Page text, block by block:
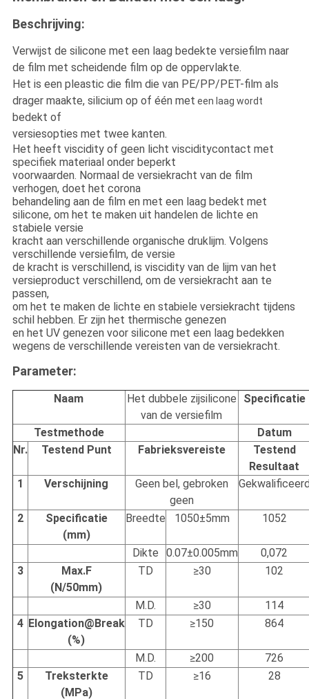
Beschrijving:
Verwijst de silicone met een laag bedekte versiefilm naar
de film met scheidende film op de oppervlakte.
Het is een pleastic die film die van PE/PP/PET-film als
drager maakte, silicium op of één met een laag wordt
bedekt of
versiesopties met twee kanten.
Het heeft viscidity of geen licht visciditycontact met
specifiek materiaal onder beperkt
voorwaarden. Normaal de versiekracht van de film
verhogen, doet het corona
behandeling aan de film en met een laag bedekt met
silicone, om het te maken uit handelen de lichte en
stabiele versie
kracht aan verschillende organische druklijm. Volgens
verschillende versiefilm, de versie
de kracht is verschillend, is viscidity van de lijm van het
versieproduct verschillend, om de versiekracht aan te
passen,
om het te maken de lichte en stabiele versiekracht tijdens
schil hebben. Er zijn het thermische genezen
en het UV genezen voor silicone met een laag bedekken
wegens de verschillende vereisten van de versiekracht.
Parameter:
Naam
Het dubbele zijsilicone
van de versiefilm
Specificatie
Testmethode
Datum
Nr.
Testend Punt Fabrieksvereiste
Testend
Resultaat
1
Verschijning
Geen bel, gebroken
geen
2
Specificatie
(mm)
Breedte 1050±5mm 1052
Dikte 0.07±0.005mm
0,072
3
Max.F
(N/50mm)
TD ≥30 102
M.D. ≥30
114
4 Elongation@Break
(%)
TD ≥150 864
M.D. ≥200
726
5
Treksterkte
(MPa)
TD ≥16 28